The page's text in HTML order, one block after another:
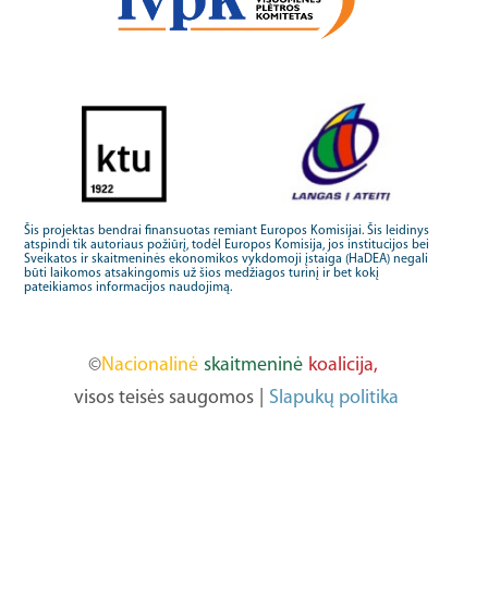
Šis projektas bendrai finansuotas remiant Europos Komisijai. Šis leidinys
atspindi tik autoriaus požiūrį, todėl Europos Komisija, jos institucijos bei
Sveikatos ir skaitmeninės ekonomikos vykdomoji įstaiga (HaDEA) negali
būti laikomos atsakingomis už šios medžiagos turinį ir bet kokį
pateikiamos informacijos naudojimą.
©Nacionalinė skaitmeninė koalicija,
visos teisės saugomos
Slapukų politika